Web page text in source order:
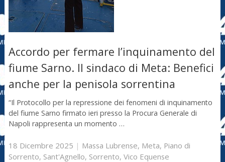
Accordo per fermare l’inquinamento del
fiume Sarno. Il sindaco di Meta: Benefici
anche per la penisola sorrentina
“Il Protocollo per la repressione dei fenomeni di inquinamento
del fiume Sarno firmato ieri presso la Procura Generale di
Napoli rappresenta un momento …
18 Dicembre 2025 | Massa Lubrense, Meta, Piano di
Sorrento, Sant'Agnello, Sorrento, Vico Equense